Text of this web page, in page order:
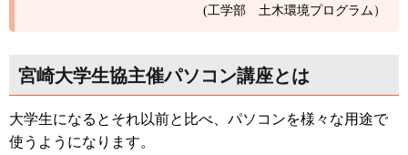
(工学部 土木環境プログラム）
宮崎大学生協主催パソコン講座とは
大学生になるとそれ以前と比べ、パソコンを様々な用途で
使うようになります。